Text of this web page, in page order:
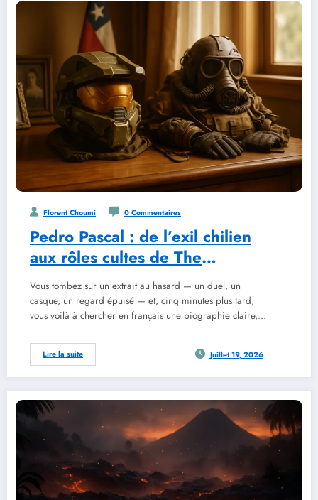
Florent Choumi 0 Commentaires
Pedro Pascal : de l’exil chilien
aux rôles cultes de The
Mandalorian et The Last of Us
Vous tombez sur un extrait au hasard — un duel, un
casque, un regard épuisé — et, cinq minutes plus tard,
vous voilà à chercher en français une biographie claire,…
Lire la suite Juillet 19, 2026